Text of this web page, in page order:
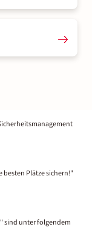
besten Plätze sichern!"
sind unter folgendem